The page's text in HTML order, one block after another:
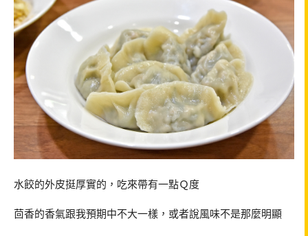
水餃的外皮挺厚實的，吃來帶有一點Ｑ度
茴香的香氣跟我預期中不大一樣，或者說風味不是那麼明顯